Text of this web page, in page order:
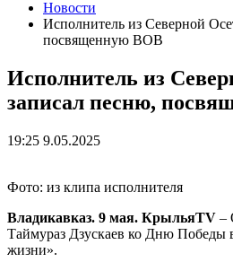
Новости
Исполнитель из Северной
посвященную ВОВ
Исполнитель из
записал песню,
19:25 9.05.2025
Фото: из клипа исполнителя
Владикавказ. 9 мая. КрыльяTV –
Таймураз Дзускаев ко Дню
жизни».